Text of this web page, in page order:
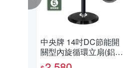
中央牌 14吋DC節能開
關型內旋循環立扇(鋁合
金葉片）KDS-142A